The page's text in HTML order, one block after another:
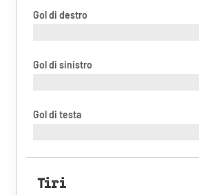
Gol di destro
Gol di sinistro
Gol di testa
Tiri